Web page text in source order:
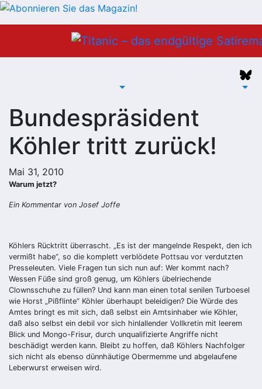
Bundespräsident
Köhler tritt zurück!
Mai 31, 2010
Warum jetzt?
Ein Kommentar von Josef Joffe
Köhlers Rücktritt überrascht. „Es ist der mangelnde Respekt, den ich
vermißt habe“, so die komplett verblödete Pottsau vor verdutzten
Presseleuten. Viele Fragen tun sich nun auf: Wer kommt nach?
Wessen Füße sind groß genug, um Köhlers übelriechende
Clownsschuhe zu füllen? Und kann man einen total senilen Turboesel
wie Horst „Pißflinte“ Köhler überhaupt beleidigen? Die Würde des
Amtes bringt es mit sich, daß selbst ein Amtsinhaber wie Köhler,
daß also selbst ein debil vor sich hinlallender Vollkretin mit leerem
Blick und Mongo-Frisur, durch unqualifizierte Angriffe nicht
beschädigt werden kann. Bleibt zu hoffen, daß Köhlers Nachfolger
sich nicht als ebenso dünnhäutige Obermemme und abgelaufene
Leberwurst erweisen wird.